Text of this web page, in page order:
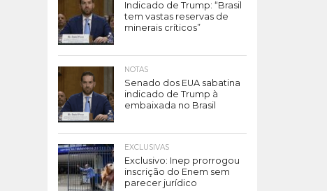
Indicado de Trump: “Brasil
tem vastas reservas de
minerais críticos”
NOTAS
Senado dos EUA sabatina
indicado de Trump à
embaixada no Brasil
EXCLUSIVAS
Exclusivo: Inep prorrogou
inscrição do Enem sem
parecer jurídico